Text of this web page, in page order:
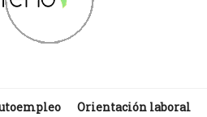
Orientación laboral